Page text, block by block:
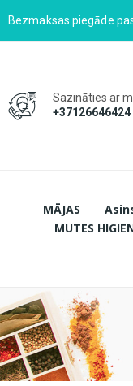
Bezmaksas piegāde
Sazināties ar
+37126646424
MĀJAS
MUTES